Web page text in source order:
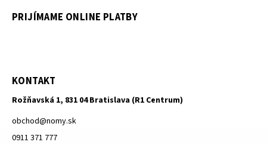
PRIJÍMAME ONLINE PLATBY
KONTAKT
Rožňavská 1, 831 04 Bratislava (R1 Centrum)
obchod@nomy.sk
0911 371 777